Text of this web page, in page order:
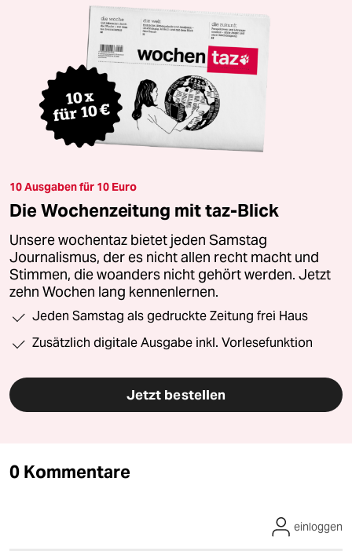
10 Ausgaben für 10 Euro
Die Wochenzeitung mit taz-Blick
Unsere wochentaz bietet jeden Samstag
Journalismus, der es nicht allen recht macht und
Stimmen, die woanders nicht gehört werden. Jetzt
zehn Wochen lang kennenlernen.
Jeden Samstag als gedruckte Zeitung frei Haus
Zusätzlich digitale Ausgabe inkl. Vorlesefunktion
Jetzt bestellen
0 Kommentare
einloggen